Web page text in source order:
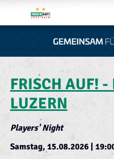
FRISCH AUF! -
LUZERN
Players' Night
Samstag, 15.08.2026 |